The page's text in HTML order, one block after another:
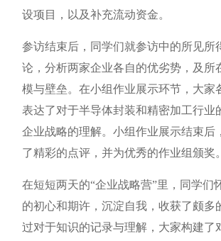
设项目，以及补充流动资金。
参访结束后，同学们就参访中的所见所
论，分析两家企业各自的优劣势，及所
模与壁垒。在小组作业展示环节，大家
表达了对于半导体封装和精密加工行业
企业战略的理解。小组作业展示结束后
了精彩的点评，并为优秀的作业组颁奖。
在短短两天的“企业战略营”里，同学们
的初心和期许，沉淀自我，收获了颇多
过对于知识的记录与理解，大家构建了